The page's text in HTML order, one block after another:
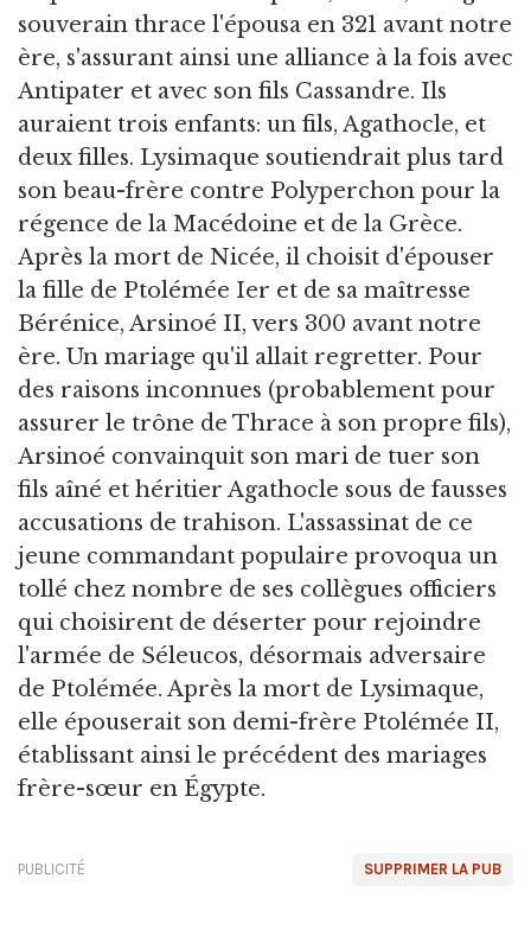
souverain thrace l'épousa en 321 avant notre
ère, s'assurant ainsi une alliance à la fois avec
Antipater et avec son fils Cassandre. Ils
auraient trois enfants: un fils, Agathocle, et
deux filles. Lysimaque soutiendrait plus tard
son beau-frère contre Polyperchon pour la
régence de la Macédoine et de la Grèce.
Après la mort de Nicée, il choisit d'épouser
la fille de Ptolémée Ier et de sa maîtresse
Bérénice, Arsinoé II, vers 300 avant notre
ère. Un mariage qu'il allait regretter. Pour
des raisons inconnues (probablement pour
assurer le trône de Thrace à son propre fils),
Arsinoé convainquit son mari de tuer son
fils aîné et héritier Agathocle sous de fausses
accusations de trahison. L'assassinat de ce
jeune commandant populaire provoqua un
tollé chez nombre de ses collègues officiers
qui choisirent de déserter pour rejoindre
l'armée de Séleucos, désormais adversaire
de Ptolémée. Après la mort de Lysimaque,
elle épouserait son demi-frère Ptolémée II,
établissant ainsi le précédent des mariages
frère-sœur en Égypte.
SUPPRIMER LA PUB
PUBLICITÉ